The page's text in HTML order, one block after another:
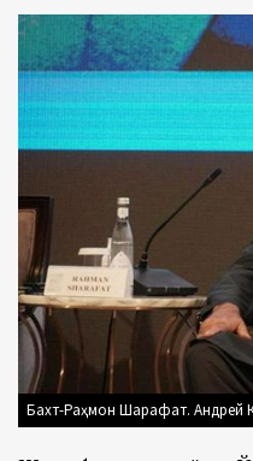
Бахт-Раҳмон Шарафат. Андрей